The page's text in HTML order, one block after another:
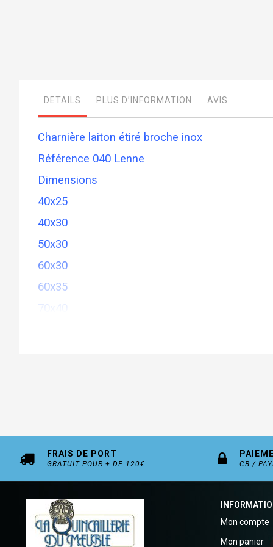
images
DETAILS
Charnière laiton étiré broche inox
Référence 040 Lenne
Dimensions
40x25
40x30
50x30
60x30
60x35
70x40
PLUS D’INFORMATION AVIS
FRAIS DE PORT
GRATUIT POUR + DE 120€ CB /
Mon compte
Mon panier